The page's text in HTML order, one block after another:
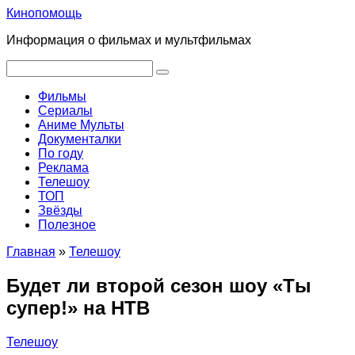
Перейти
контенту
Кинопомощь
Информация о фильмах и мультфильмах
Фильмы
Сериалы
Аниме Мульты
Документалки
По году
Реклама
Телешоу
ТОП
Звёзды
Полезное
Главная » Телешоу
Будет ли второй сезон шоу «Ты
супер!» на НТВ
Телешоу